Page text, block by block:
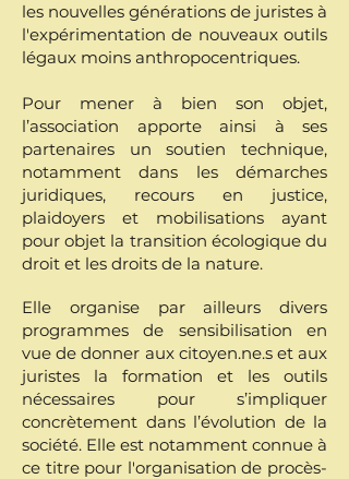
les nouvelles générations de juristes à
l'expérimentation de nouveaux outils
légaux moins anthropocentriques.
Pour mener à bien son objet,
l’association apporte ainsi à ses
partenaires un soutien technique,
notamment dans les démarches
juridiques, recours en justice,
plaidoyers et mobilisations ayant
pour objet la transition écologique du
droit et les droits de la nature.
Elle organise par ailleurs divers
programmes de sensibilisation en
vue de donner aux citoyen.ne.s et aux
juristes la formation et les outils
nécessaires pour s’impliquer
concrètement dans l’évolution de la
société. Elle est notamment connue à
ce titre pour l'organisation de procès-